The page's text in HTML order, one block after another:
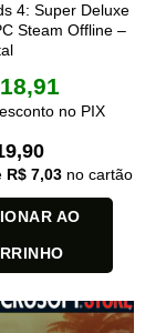
4: Super Deluxe
Steam Offline –
18,91
no PIX
R$ 7,03 no cartão
AO